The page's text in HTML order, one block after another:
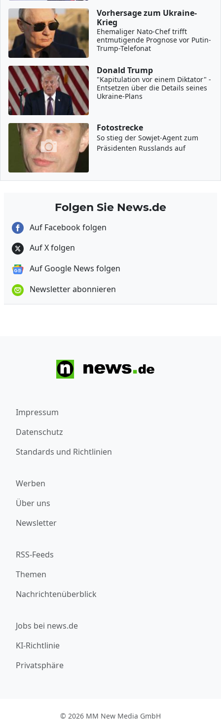
Vorhersage zum Ukraine-
Krieg
Ehemaliger Nato-Chef trifft
entmutigende Prognose vor Putin-
Trump-Telefonat
Donald Trump
"Kapitulation vor einem Diktator" -
Entsetzen über die Details seines
Ukraine-Plans
Fotostrecke
So stieg der Sowjet-Agent zum
Präsidenten Russlands auf
Folgen Sie News.de
Auf Facebook folgen
Auf X folgen
Auf Google News folgen
Newsletter abonnieren
Impressum
Datenschutz
Standards und Richtlinien
Werben
Über uns
Newsletter
RSS-Feeds
Themen
Nachrichtenüberblick
Jobs bei news.de
KI-Richtlinie
Privatsphäre
© 2026 MM New Media GmbH